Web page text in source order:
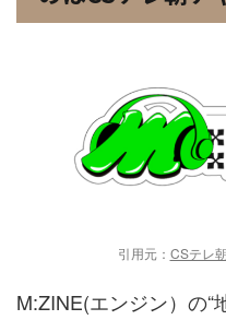
引用元： CSテレ
M:ZINE(エンジン）の“